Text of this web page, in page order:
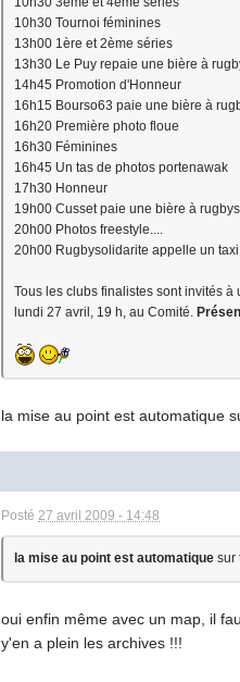
10h30 Tournoi féminines
13h00 1ère et 2ème séries
13h30 Le Puy repaie une bière à
14h45 Promotion d'Honneur
16h15 Bourso63 paie une bière à
16h20 Première photo floue
16h30 Féminines
16h45 Un tas de photos portenawak
17h30 Honneur
19h00 Cusset paie une bière à
20h00 Photos freestyle....
20h00 Rugbysolidarite appelle un
Tous les clubs finalistes sont invités à
lundi 27 avril, 19 h, au Comité.
la mise au point est automatique
Posté27 avril 2009 - 14:48
la mise au point est automatiquesur
oui enfin même avec un map, il
y'en a plein les archives !!!